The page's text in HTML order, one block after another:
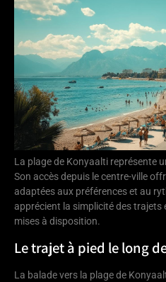
La plage de Konyaalti représente
Son accès depuis le centre-ville
adaptées aux préférences et au
apprécient la simplicité des
mises à disposition.
Le trajet à pied le long
La balade vers la plage de